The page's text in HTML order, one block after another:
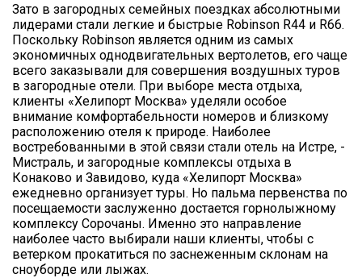
Зато в загородных семейных поездках абсолютными
лидерами стали легкие и быстрые Robinson R44 и R66.
Поскольку Robinson является одним из самых
экономичных однодвигательных вертолетов, его чаще
всего заказывали для совершения воздушных туров
в загородные отели. При выборе места отдыха,
клиенты «Хелипорт Москва» уделяли особое
внимание комфортабельности номеров и близкому
расположению отеля к природе. Наиболее
востребованными в этой связи стали отель на Истре, -
Мистраль, и загородные комплексы отдыха в
Конаково и Завидово, куда «Хелипорт Москва»
ежедневно организует туры. Но пальма первенства по
посещаемости заслуженно достается горнолыжному
комплексу Сорочаны. Именно это направление
наиболее часто выбирали наши клиенты, чтобы с
ветерком прокатиться по заснеженным склонам на
сноуборде или лыжах.